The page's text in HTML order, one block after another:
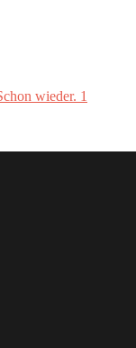
wieder. 1